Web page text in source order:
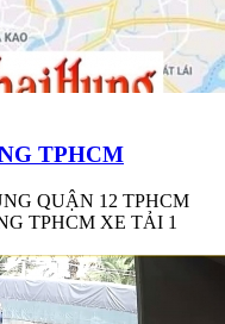
TPHCM
QUẬN 12 TPHCM
TPHCM XE TẢI 1